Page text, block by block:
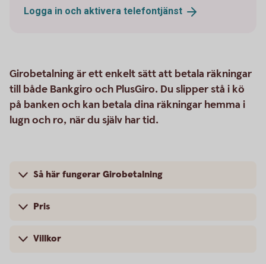
Logga in och aktivera telefontjänst
Girobetalning är ett enkelt sätt att betala räkningar
till både Bankgiro och PlusGiro. Du slipper stå i kö
på banken och kan betala dina räkningar hemma i
lugn och ro, när du själv har tid.
Så här fungerar Girobetalning
Pris
Villkor